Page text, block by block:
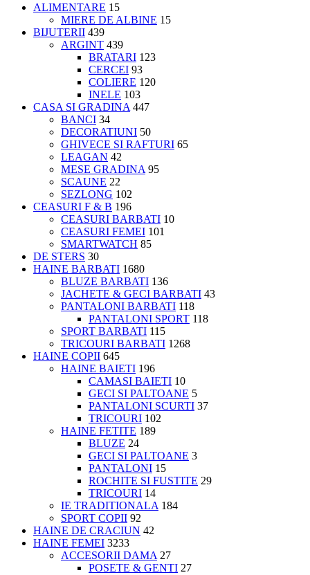
ALIMENTARE 15
MIERE DE ALBINE 15
BIJUTERII 439
ARGINT 439
BRATARI 123
CERCEI 93
COLIERE 120
INELE 103
CASA SI GRADINA 447
BANCI 34
DECORATIUNI 50
GHIVECE SI RAFTURI 65
LEAGAN 42
MESE GRADINA 95
SCAUNE 22
SEZLONG 102
CEASURI F & B 196
CEASURI BARBATI 10
CEASURI FEMEI 101
SMARTWATCH 85
DE STERS 30
HAINE BARBATI 1680
BLUZE BARBATI 136
JACHETE & GECI BARBATI 43
PANTALONI BARBATI 118
PANTALONI SPORT 118
SPORT BARBATI 115
TRICOURI BARBATI 1268
HAINE COPII 645
HAINE BAIETI 196
CAMASI BAIETI 10
GECI SI PALTOANE 5
PANTALONI SCURTI 37
TRICOURI 102
HAINE FETITE 189
BLUZE 24
GECI SI PALTOANE 3
PANTALONI 15
ROCHITE SI FUSTITE 29
TRICOURI 14
IE TRADITIONALA 184
SPORT COPII 92
HAINE DE CRACIUN 42
HAINE FEMEI 3233
ACCESORII DAMA 27
POSETE & GENTI 27